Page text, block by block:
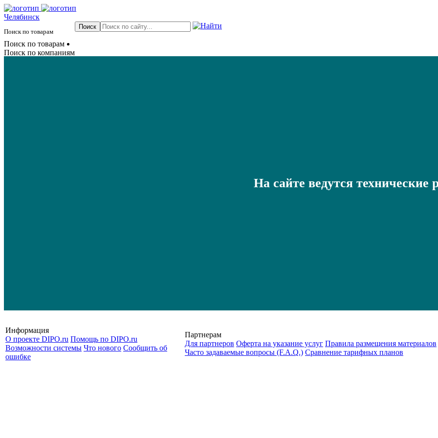
Челябинск
Поиск по товарам
Поиск по товарам
Поиск по компаниям
На сайте ведутся технические
Информация
О проекте DIPO.ru Помощь по DIPO.ru
Возможности системы Что нового Сообщить об
ошибке
Партнерам
Для партнеров Оферта на указание услуг Правила размещения материалов
Часто задаваемые вопросы (F.A.Q.) Cравнение тарифных планов